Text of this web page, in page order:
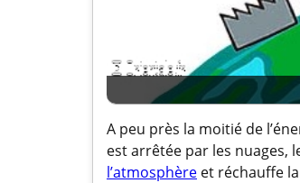
A peu près la moitié de
est arrêtée par les nuages,
l’atmosphère et réchauffe